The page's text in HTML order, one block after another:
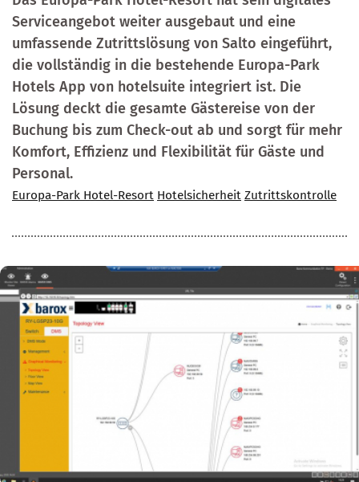
Serviceangebot weiter ausgebaut und eine
umfassende Zutrittslösung von Salto eingeführt,
die vollständig in die bestehende Europa-Park
Hotels App von hotelsuite integriert ist. Die
Lösung deckt die gesamte Gästereise von der
Buchung bis zum Check-out ab und sorgt für mehr
Komfort, Effizienz und Flexibilität für Gäste und
Personal.
Europa-Park Hotel-Resort Hotelsicherheit Zutrittskontrolle